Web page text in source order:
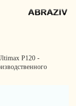
P120 -